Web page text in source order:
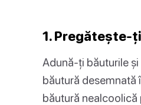
1. Pregătește-
Adună-ți băuturile
băutură desemnată
băutură nealcoolică